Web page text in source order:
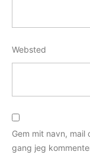
Websted
Gem mit navn,
gang jeg